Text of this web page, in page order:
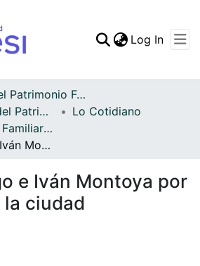
Statistics
Log In
Archivo del Patrimonio Fotográfico y Fílmico del Valle del Cauca
Fondo Archivo del Patrimonio Fotográfico y Fílmico del Valle del Cauca
Lo Cotidiano
APFFVC - Fotos Familiares - Patrimonial
Fabio Arango e Iván Montoya por el centro de la ciudad
e Iván Montoya por
ciudad